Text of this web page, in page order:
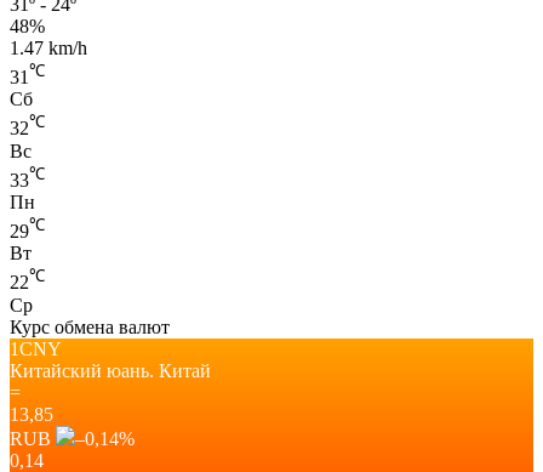
31º - 24º
48%
1.47 km/h
31 ℃
Сб
32℃
Вс
33℃
Пн
29℃
Вт
22℃
Ср
Курс обмена валют
1CNY
Китайский юань. Китай
=
13,85
RUB
–0,14%
0,14